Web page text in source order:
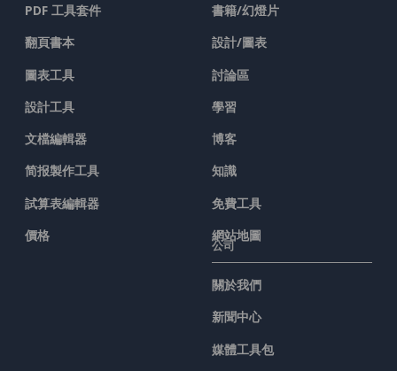
PDF 工具套件
翻頁書本
圖表工具
設計工具
文檔編輯器
简报製作工具
試算表編輯器
價格
書籍/幻燈片
設計/圖表
討論區
學習
博客
知識
免費工具
網站地圖
公司
關於我們
新聞中心
媒體工具包